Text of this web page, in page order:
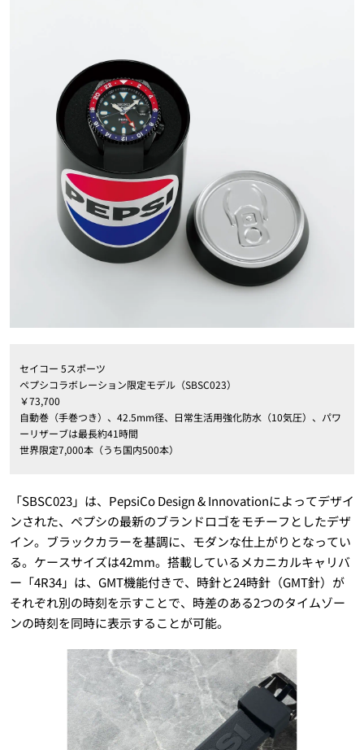
セイコー 5スポーツ
ペプシコラボレーション限定モデル（SBSC023）
￥73,700
自動巻（手巻つき）、42.5mm径、日常生活用強化防水（10気圧）、パワ
ーリザーブは最長約41時間
世界限定7,000本（うち国内500本）
「SBSC023」は、PepsiCo Design & Innovationによってデザイ
ンされた、ペプシの最新のブランドロゴをモチーフとしたデザ
イン。ブラックカラーを基調に、モダンな仕上がりとなってい
る。ケースサイズは42mm。搭載しているメカニカルキャリバ
ー「4R34」は、GMT機能付きで、時針と24時針（GMT針）が
それぞれ別の時刻を示すことで、時差のある2つのタイムゾー
ンの時刻を同時に表示することが可能。